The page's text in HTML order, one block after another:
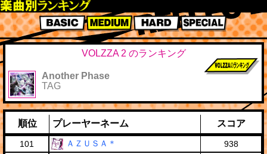
楽曲別スコアランキング
BASIC MEDIUM HARD SPECIAL
VOLZZA 2 のランキング
Another Phase
TAG
順位 プレーヤーネーム スコア
101 ＡＺＵＳＡ＊
938